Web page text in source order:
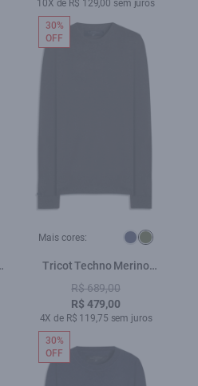
10X de R$ 129,00 sem juros
Mais cores:
Tricot Techno Merino
Basic Floresta
R$ 689,00
R$ 479,00
4X de R$ 119,75 sem juros
30%
OFF
30%
OFF